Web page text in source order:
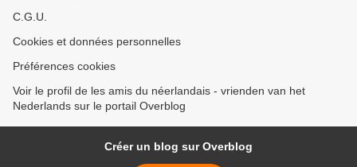
C.G.U.
Cookies et données personnelles
Préférences cookies
Voir le profil de les amis du néerlandais - vrienden van het
Nederlands sur le portail Overblog
Créer un blog sur Overblog